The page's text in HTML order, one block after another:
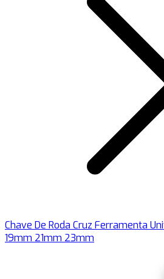
Chave De Roda Cruz Ferramenta
19mm 21mm 23mm